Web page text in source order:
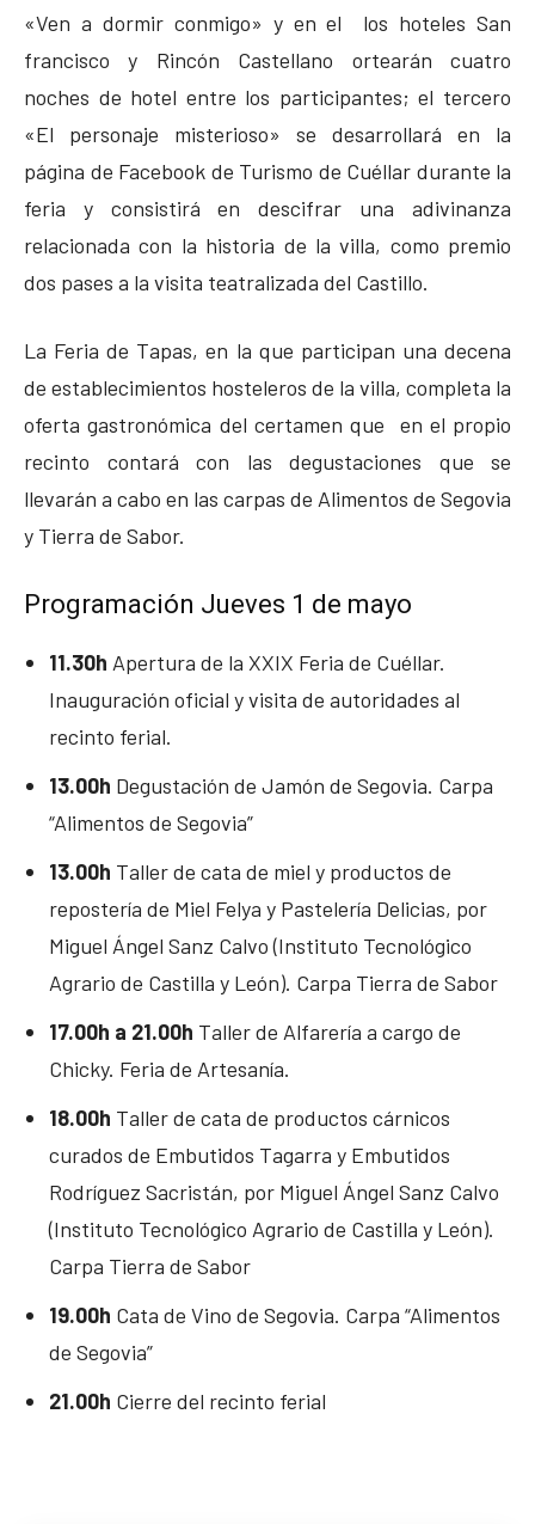
«Ven a dormir conmigo» y en el los hoteles San
francisco y Rincón Castellano ortearán cuatro
noches de hotel entre los participantes; el tercero
«El personaje misterioso» se desarrollará en la
página de Facebook de Turismo de Cuéllar durante la
feria y consistirá en descifrar una adivinanza
relacionada con la historia de la villa, como premio
dos pases a la visita teatralizada del Castillo.
La Feria de Tapas, en la que participan una decena
de establecimientos hosteleros de la villa, completa la
oferta gastronómica del certamen que en el propio
recinto contará con las degustaciones que se
llevarán a cabo en las carpas de Alimentos de Segovia
y Tierra de Sabor.
Programación Jueves 1 de mayo
11.30h Apertura de la XXIX Feria de Cuéllar.
Inauguración oficial y visita de autoridades al
recinto ferial.
13.00h Degustación de Jamón de Segovia. Carpa
“Alimentos de Segovia”
13.00h Taller de cata de miel y productos de
repostería de Miel Felya y Pastelería Delicias, por
Miguel Ángel Sanz Calvo (Instituto Tecnológico
Agrario de Castilla y León). Carpa Tierra de Sabor
17.00h a 21.00h Taller de Alfarería a cargo de
Chicky. Feria de Artesanía.
18.00h Taller de cata de productos cárnicos
curados de Embutidos Tagarra y Embutidos
Rodríguez Sacristán, por Miguel Ángel Sanz Calvo
(Instituto Tecnológico Agrario de Castilla y León).
Carpa Tierra de Sabor
19.00h Cata de Vino de Segovia. Carpa “Alimentos
de Segovia”
21.00h Cierre del recinto ferial